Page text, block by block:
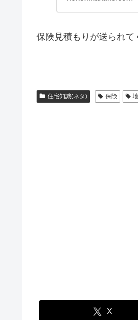
保険見積もりが送られて
住宅知識(ネタ) 保険
X